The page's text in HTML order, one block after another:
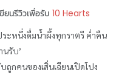
ยนรีวิวเพื่อรับ 10 Hearts
ระหนึ่งดื่มน้ำผึ้งทุกราตรี ค่ำคืน
นรับ’
กคนของเสิ่นเฉียนเปิดโปง